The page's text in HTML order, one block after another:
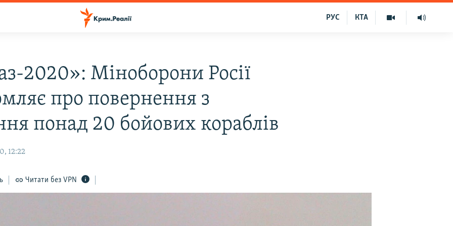
КТА
РУС
2020»: Міноборони Росії
про повернення з
понад 20 бойових кораблів
12:22
Читати без VPN